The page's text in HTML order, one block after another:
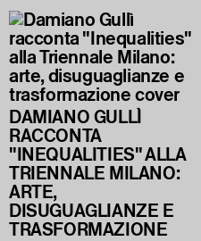
DAMIANO GULLÌ
RACCONTA
"INEQUALITIES" ALLA
TRIENNALE MILANO:
ARTE,
DISUGUAGLIANZE E
TRASFORMAZIONE